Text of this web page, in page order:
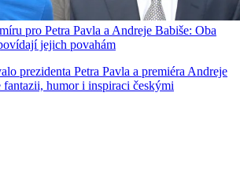
pro Petra Pavla a Andreje Babiše: Oba
jejich povahám
prezidenta Petra Pavla a premiéra Andreje
humor i inspiraci českými